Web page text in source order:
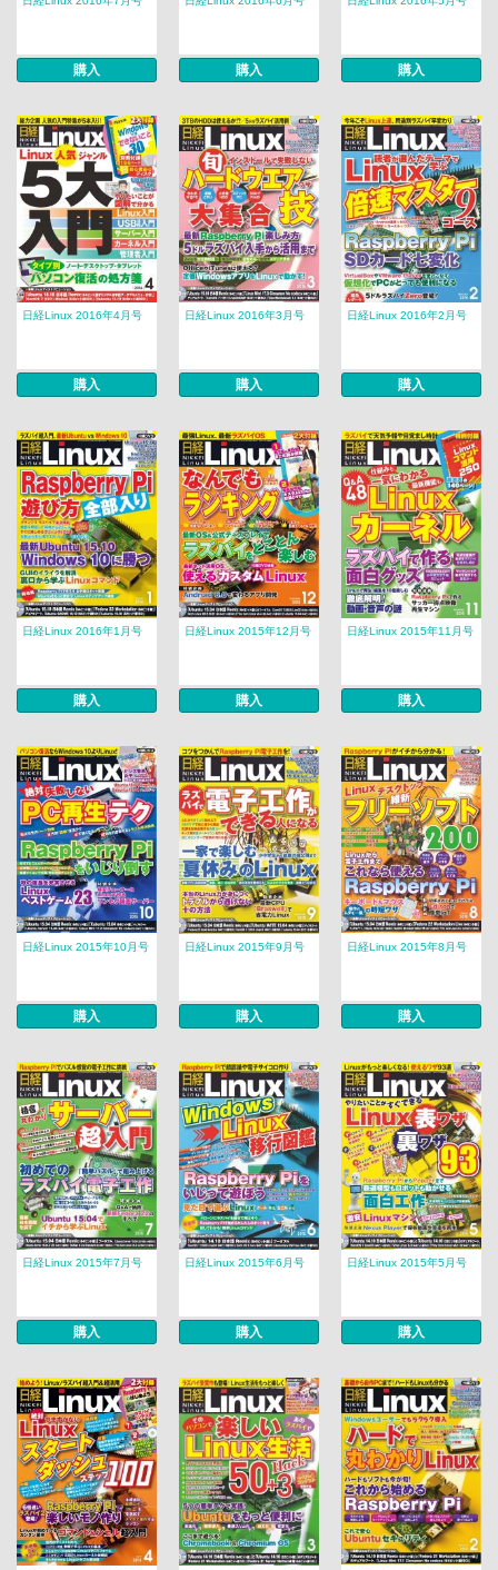
購入 購入 購入
日経Linux 2016年4月号
購入
日経Linux 2016年3月号
購入
日経Linux 2016年2月号
購入
日経Linux 2016年1月号
購入
日経Linux 2015年12月号
購入
日経Linux 2015年11月号
購入
日経Linux 2015年10月号
購入
日経Linux 2015年9月号
購入
日経Linux 2015年8月号
購入
日経Linux 2015年7月号
購入
日経Linux 2015年6月号
購入
日経Linux 2015年5月号
購入